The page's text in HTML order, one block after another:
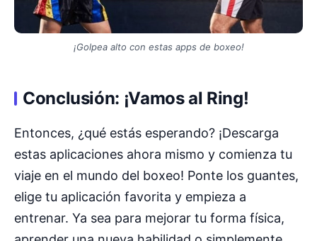
¡Golpea alto con estas apps de boxeo!
Conclusión: ¡Vamos al Ring!
Entonces, ¿qué estás esperando? ¡Descarga
estas aplicaciones ahora mismo y comienza tu
viaje en el mundo del boxeo! Ponte los guantes,
elige tu aplicación favorita y empieza a
entrenar. Ya sea para mejorar tu forma física,